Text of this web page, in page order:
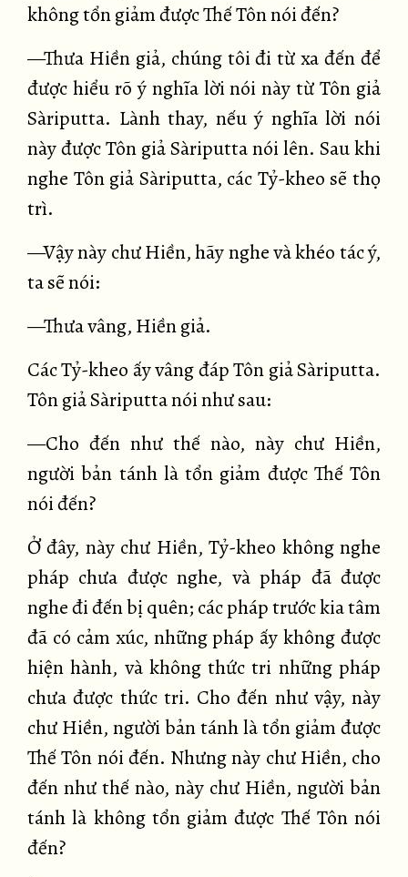
không tổn giảm được Thế Tôn nói đến?
—Thưa Hiền giả, chúng tôi đi từ xa đến để
được hiểu rõ ý nghĩa lời nói này từ Tôn giả
Sàriputta. Lành thay, nếu ý nghĩa lời nói
này được Tôn giả Sàriputta nói lên. Sau khi
nghe Tôn giả Sàriputta, các Tỷ-kheo sẽ thọ
trì.
—Vậy này chư Hiền, hãy nghe và khéo tác ý,
ta sẽ nói:
—Thưa vâng, Hiền giả.
Các Tỷ-kheo ấy vâng đáp Tôn giả Sàriputta.
Tôn giả Sàriputta nói như sau:
—Cho đến như thế nào, này chư Hiền,
người bản tánh là tổn giảm được Thế Tôn
nói đến?
Ở đây, này chư Hiền, Tỷ-kheo không nghe
pháp chưa được nghe, và pháp đã được
nghe đi đến bị quên; các pháp trước kia tâm
đã có cảm xúc, những pháp ấy không được
hiện hành, và không thức tri những pháp
chưa được thức tri. Cho đến như vậy, này
chư Hiền, người bản tánh là tổn giảm được
Thế Tôn nói đến. Nhưng này chư Hiền, cho
đến như thế nào, này chư Hiền, người bản
tánh là không tổn giảm được Thế Tôn nói
đến?